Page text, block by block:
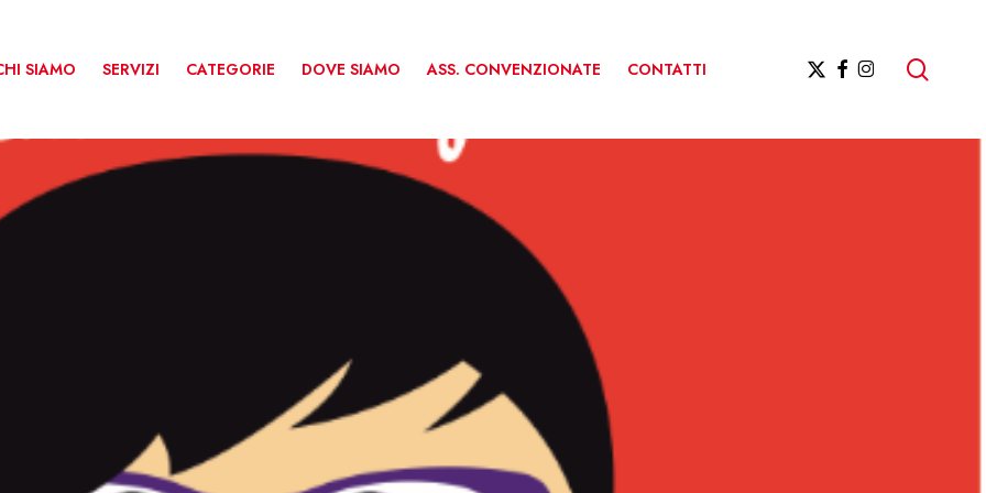
SIAMO SERVIZI CATEGORIE DOVE SIAMO ASS. CONVENZIONATE CONTATTI X-
TWITTER
FACEBOOK
INSTAGRAM